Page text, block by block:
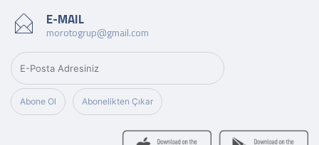
E-MAIL
morotogrup@gmail.com
Abone Ol Abonelikten Çıkar